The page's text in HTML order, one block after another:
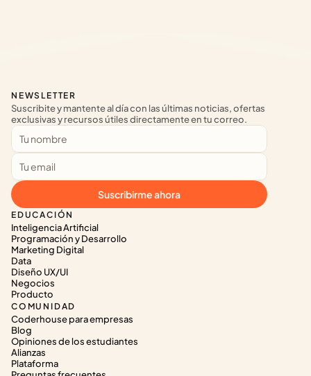
EDUCACIÓN
Inteligencia Artificial
Programación y Desarrollo
Marketing Digital
Data
Diseño UX/UI
Negocios
Producto
COMUNIDAD
Coderhouse para empresas
Blog
Opiniones de los estudiantes
Alianzas
Plataforma
NEWSLETTER
Suscribite y mantente al día con las últimas noticias, ofertas
exclusivas y recursos útiles directamente en tu correo.
Suscribirme ahora